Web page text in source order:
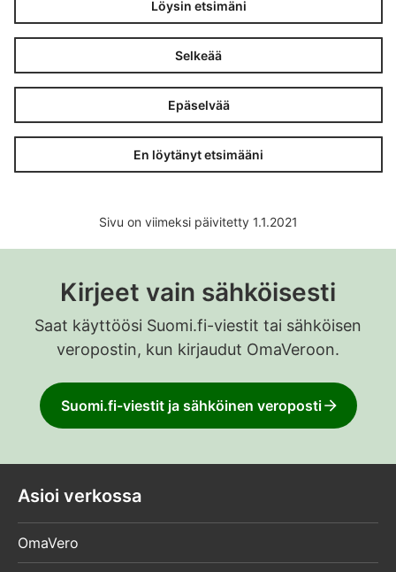
Löysin etsimäni
Selkeää
Epäselvää
En löytänyt etsimääni
Sivu on viimeksi päivitetty 1.1.2021
Kirjeet vain sähköisesti
Saat käyttöösi Suomi.fi-viestit tai sähköisen
veropostin, kun kirjaudut OmaVeroon.
Suomi.fi-viestit ja sähköinen veroposti
Asioi verkossa
OmaVero